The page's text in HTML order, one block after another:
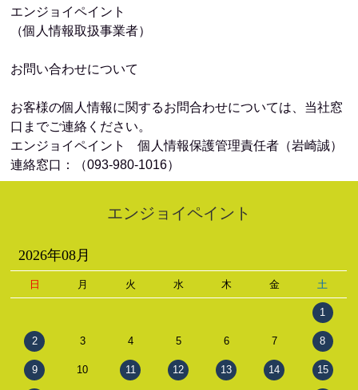
エンジョイペイント
（個人情報取扱事業者）
お問い合わせについて
お客様の個人情報に関するお問合わせについては、当社窓
口までご連絡ください。
エンジョイペイント 個人情報保護管理責任者（岩崎誠）
連絡窓口：（093-980-1016）
エンジョイペイント
2026年08月
日 月 火 水 木 金 土
1
2 3 4 5 6 7 8
9 10 11 12 13 14 15